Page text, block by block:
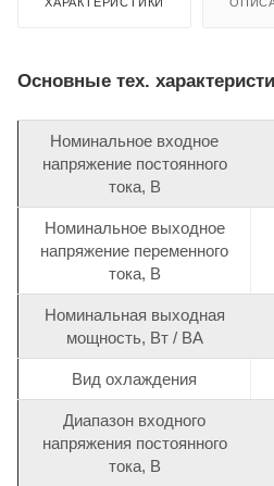
Основные тех.
Номинальное входное
напряжение постоянного
тока, В
Номинальное выходное
напряжение переменного
тока, В
Номинальная выходная
мощность, Вт / ВА
Вид охлаждения
Диапазон входного
напряжения постоянного
тока, В